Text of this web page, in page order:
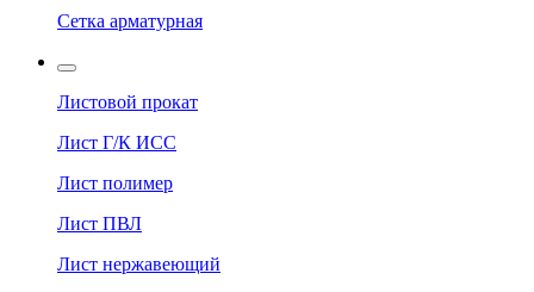
Сетка арматурная
Листовой прокат
Лист Г/К ИСС
Лист полимер
Лист ПВЛ
Лист нержавеющий